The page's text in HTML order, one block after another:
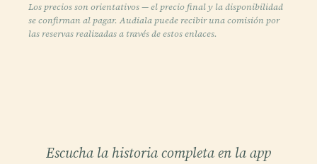
Los precios son orientativos — el precio final y la disponibilidad
se confirman al pagar. Audiala puede recibir una comisión por
las reservas realizadas a través de estos enlaces.
Escucha la historia completa en la app